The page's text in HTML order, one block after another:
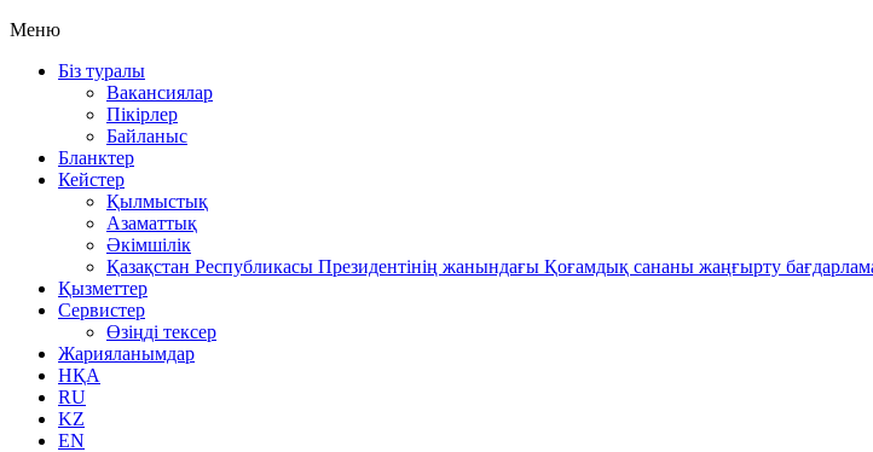
Меню
Біз туралы
Вакансиялар
Пікірлер
Байланыс
Бланктер
Кейстер
Қылмыстық
Азаматтық
Әкімшілік
Қазақстан Республикасы Президентінің жанындағы Қоғамдық сананы жаңғырту
Қызметтер
Сервистер
Өзіңді тексер
Жарияланымдар
НҚА
RU
KZ
EN